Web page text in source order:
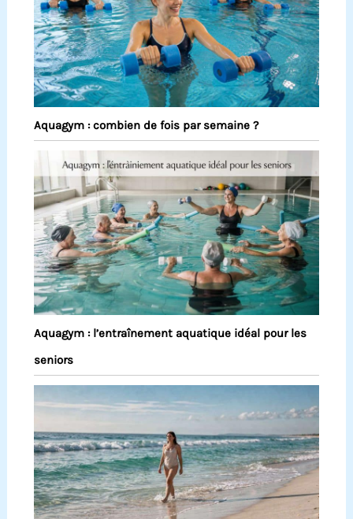
Aquagym : combien de fois par semaine ?
Aquagym : l’entraînement aquatique idéal pour les
seniors